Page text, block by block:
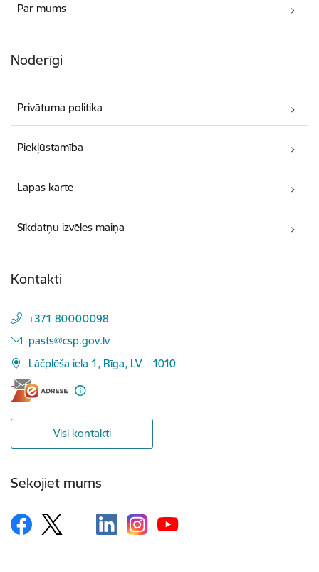
Par mums
Noderīgi
Privātuma politika
Piekļūstamība
Lapas karte
Sīkdatņu izvēles maiņa
Kontakti
+371 80000098
E-pasts:
pasts@csp.gov.lv
Lāčplēša iela 1, Rīga, LV – 1010
Visi kontakti
Sekojiet mums